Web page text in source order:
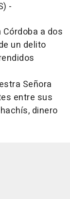
-
a dos
un delito
Señora
entre sus
dinero